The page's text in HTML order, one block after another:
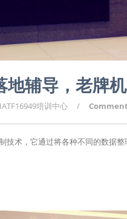
地辅导，老牌
IATF16949培训中心 /
技术，它通过将各种不同的数据整